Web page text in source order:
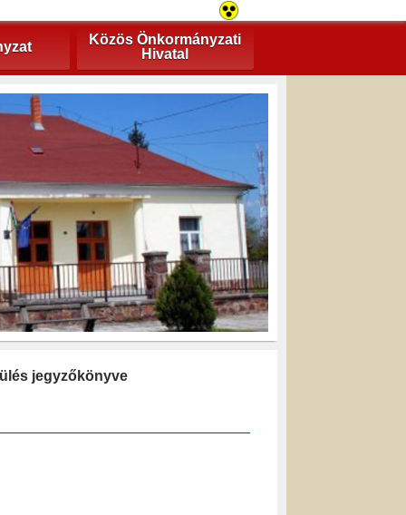
Közös Önkormányzati
Hivatal
jegyzőkönyve